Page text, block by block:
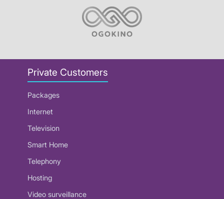
Private Customers
Packages
Internet
Television
Smart Home
Telephony
Hosting
Video surveillance